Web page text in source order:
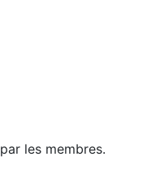
par les membres.